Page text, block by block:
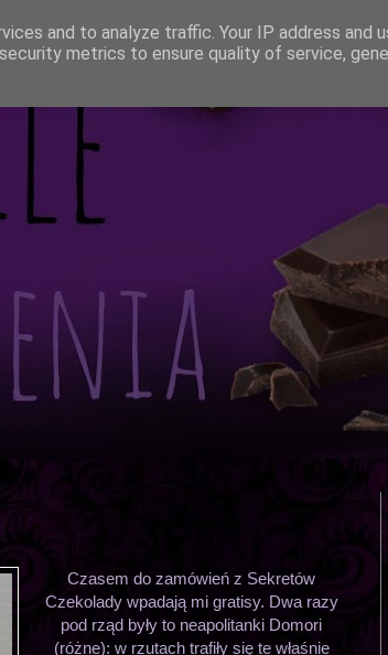
Czasem do zamówień z Sekretów
Czekolady wpadają mi gratisy. Dwa razy
pod rząd były to neapolitanki Domori
(różne): w rzutach trafiły się te właśnie
and to analyze traffic. Your IP address and
metrics to ensure quality of service,